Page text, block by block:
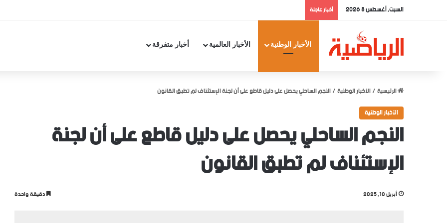
السبت, أغسطس 8 2026 أخبار عاجلة
الأخبار الوطنية الأخبار العالمية أخبار متفرقة
الرئيسية/الأخبار الوطنية/النجم الساحلي يحصل على دليل قاطع على أن لجنة الإستئناف لم تطبق القانون
الأخبار الوطنية
النجم الساحلي يحصل على دليل قاطع على أن لجنة
الإستئناف لم تطبق القانون
أبريل 10, 2025 دقيقة واحدة